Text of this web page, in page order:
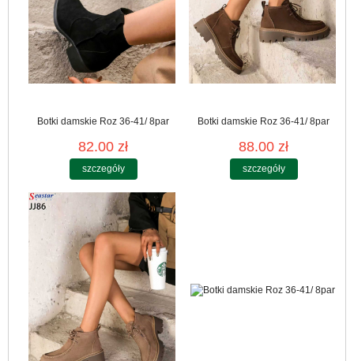
Botki damskie Roz 36-41/ 8par
82.00 zł
szczegóły
Botki damskie Roz 36-41/ 8par
88.00 zł
szczegóły